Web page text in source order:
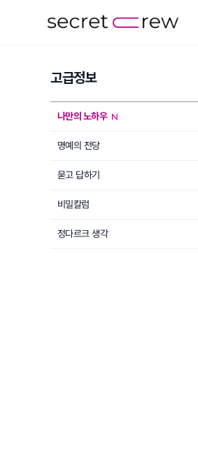
고급정보
나만의 노하우
명예의 전당
묻고 답하기
비밀칼럼
정다르크 생각